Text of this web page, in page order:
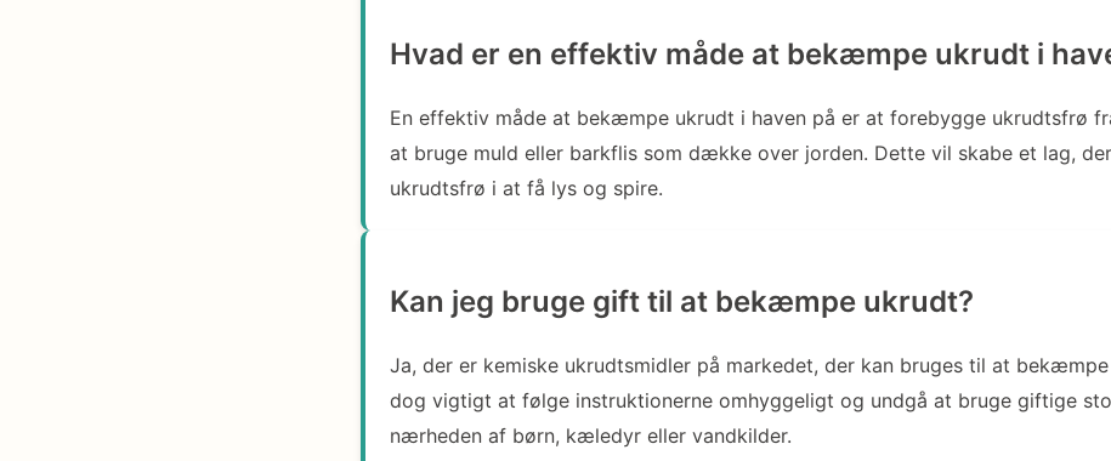
Hvad er en effektiv måde at bekæmpe ukrudt i
En effektiv måde at bekæmpe ukrudt i haven på er at forebygge ukrudtsfrø
at bruge muld eller barkflis som dække over jorden. Dette vil skabe et lag,
ukrudtsfrø i at få lys og spire.
Kan jeg bruge gift til at bekæmpe ukrudt?
Ja, der er kemiske ukrudtsmidler på markedet, der kan bruges til at
dog vigtigt at følge instruktionerne omhyggeligt og undgå at bruge giftige
nærheden af ​​børn, kæledyr eller vandkilder.